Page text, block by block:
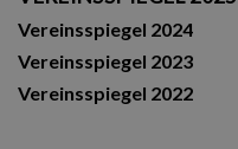
Vereinsspiegel 2024
Vereinsspiegel 2023
Vereinsspiegel 2022